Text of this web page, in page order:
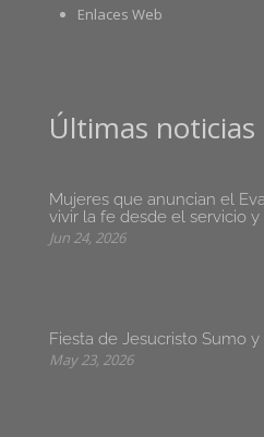
Enlaces Web
Últimas noticias
Mujeres que anuncian el
vivir la fe desde el servicio y
Jun 24, 2026
Fiesta de Jesucristo Sumo
May 23, 2026